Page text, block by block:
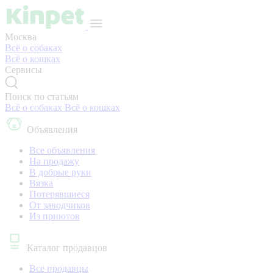
Москва
Всё о собаках
Всё о кошках
Сервисы
Поиск по статьям
Всё о собаках Всё о кошках
Объявления
Все объявления
На продажу
В добрые руки
Вязка
Потерявшиеся
От заводчиков
Из приютов
Каталог продавцов
Все продавцы